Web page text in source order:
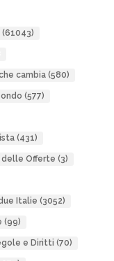
(61043)
cambia(580)
(577)
(431)
delle Offerte (3)
Italie (3052)
(99)
e Diritti (70)